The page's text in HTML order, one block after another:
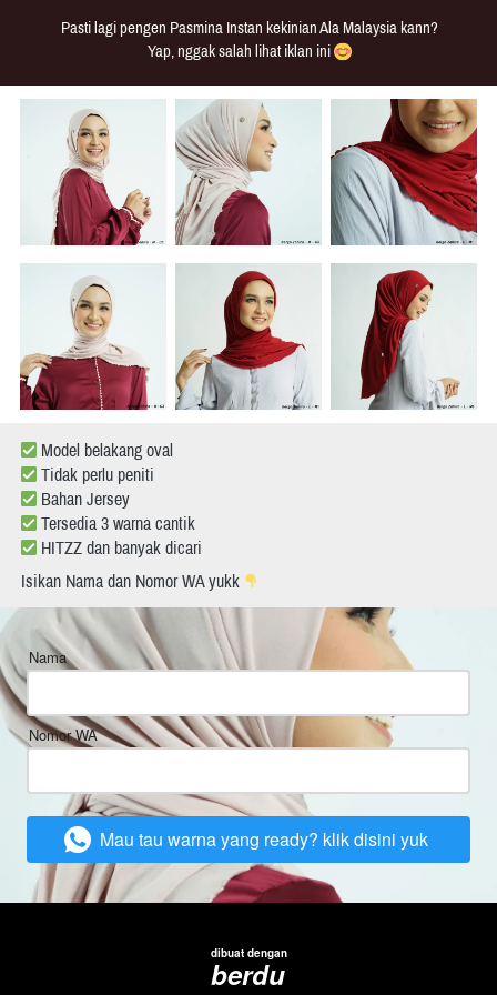
Pasti lagi pengen Pasmina Instan kekinian Ala Malaysia kann?
Yap, nggak salah lihat iklan ini
Model belakang oval
Tidak perlu peniti
Bahan Jersey
Tersedia 3 warna cantik
HITZZ dan banyak dicari
Isikan Nama dan Nomor WA yukk
Nama
Nomor WA
` Mau tau warna yang ready? klik disini yuk
dibuat dengan
berdu